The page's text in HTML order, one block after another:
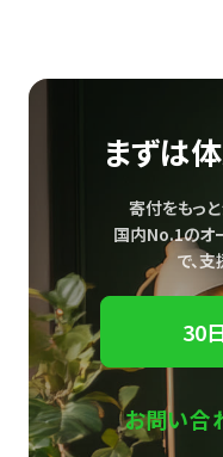
まずは
寄付をもっと
国内No.1のオ
で、支
30
お問い合